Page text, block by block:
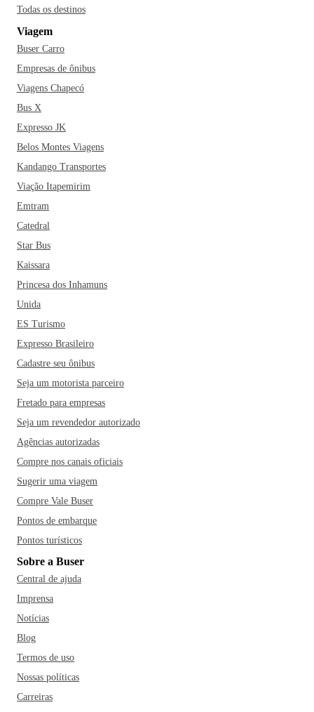
Todas os destinos
Viagem
Buser Carro
Empresas de ônibus
Viagens Chapecó
Bus X
Expresso JK
Belos Montes Viagens
Kandango Transportes
Viação Itapemirim
Emtram
Catedral
Star Bus
Kaissara
Princesa dos Inhamuns
Unida
ES Turismo
Expresso Brasileiro
Cadastre seu ônibus
Seja um motorista parceiro
Fretado para empresas
Seja um revendedor autorizado
Agências autorizadas
Compre nos canais oficiais
Sugerir uma viagem
Compre Vale Buser
Pontos de embarque
Pontos turísticos
Sobre a Buser
Central de ajuda
Imprensa
Notícias
Blog
Termos de uso
Nossas políticas
Carreiras